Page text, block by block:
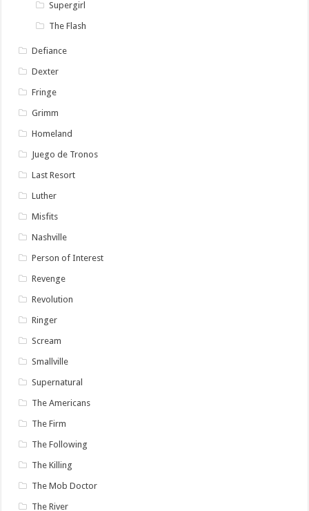
Supergirl
The Flash
Defiance
Dexter
Fringe
Grimm
Homeland
Juego de Tronos
Last Resort
Luther
Misfits
Nashville
Person of Interest
Revenge
Revolution
Ringer
Scream
Smallville
Supernatural
The Americans
The Firm
The Following
The Killing
The Mob Doctor
The River